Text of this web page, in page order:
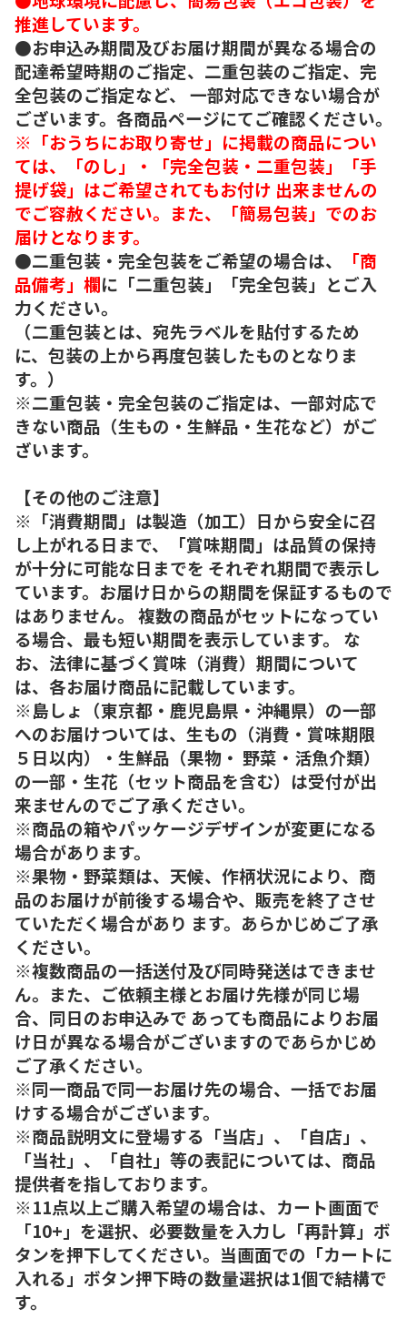
推進しています。
●お申込み期間及びお届け期間が異なる場合の
配達希望時期のご指定、二重包装のご指定、完
全包装のご指定など、 一部対応できない場合が
ございます。各商品ページにてご確認ください。
※「おうちにお取り寄せ」に掲載の商品につい
ては、「のし」・「完全包装・二重包装」「手
提げ袋」はご希望されてもお付け 出来ませんの
でご容赦ください。また、「簡易包装」でのお
届けとなります。
●二重包装・完全包装をご希望の場合は、
「商
品備考」欄に「二重包装」「完全包装」とご入
力ください。
（二重包装とは、宛先ラベルを貼付するため
に、包装の上から再度包装したものとなりま
す。）
※二重包装・完全包装のご指定は、一部対応で
きない商品（生もの・生鮮品・生花など）がご
ざいます。
【その他のご注意】
※「消費期間」は製造（加工）日から安全に召
し上がれる日まで、「賞味期間」は品質の保持
が十分に可能な日までを それぞれ期間で表示し
ています。お届け日からの期間を保証するもので
はありません。 複数の商品がセットになってい
る場合、最も短い期間を表示しています。 な
お、法律に基づく賞味（消費）期間について
は、各お届け商品に記載しています。
※島しょ（東京都・鹿児島県・沖縄県）の一部
へのお届けついては、生もの（消費・賞味期限
５日以内）・生鮮品（果物・ 野菜・活魚介類）
の一部・生花（セット商品を含む）は受付が出
来ませんのでご了承ください。
※商品の箱やパッケージデザインが変更になる
場合があります。
※果物・野菜類は、天候、作柄状況により、商
品のお届けが前後する場合や、販売を終了させ
ていただく場合があり ます。あらかじめご了承
ください。
※複数商品の一括送付及び同時発送はできませ
ん。また、ご依頼主様とお届け先様が同じ場
合、同日のお申込みで あっても商品によりお届
け日が異なる場合がございますのであらかじめ
ご了承ください。
※同一商品で同一お届け先の場合、一括でお届
けする場合がございます。
※商品説明文に登場する「当店」、「自店」、
「当社」、「自社」等の表記については、商品
提供者を指しております。
※11点以上ご購入希望の場合は、カート画面で
「10+」を選択、必要数量を入力し「再計算」ボ
タンを押下してください。当画面での「カートに
入れる」ボタン押下時の数量選択は1個で結構で
す。